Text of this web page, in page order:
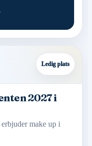
Ledig plats
2027 i
make up i